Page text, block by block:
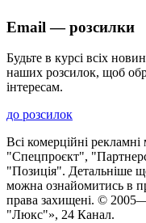
Email — розсилки
Будьте в курсі всіх
наших розсилок, щоб
інтересам.
до розсилок
Всі комерційні
"Спецпроєкт",
"Позиція". Детальніше
можна ознайомитись в
права захищені. ©
"Люкс"», 24 Канал.